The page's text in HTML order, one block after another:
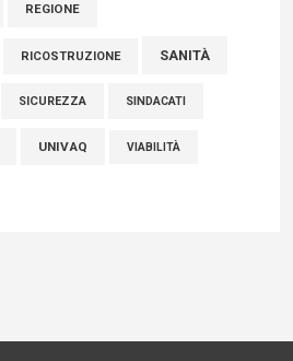
REGIONE
RICOSTRUZIONE SANITÀ
SICUREZZA SINDACATI
UNIVAQ VIABILITÀ